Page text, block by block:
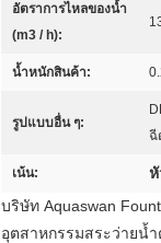
อัตราการไหลของน้ำ
(m3 / h):
น้ำหนักสินค้า:
รูปแบบอื่น ๆ:
ฉี
เน้น:
บริษัท Aquaswan
อุตสาหกรรมสระว่ายน้